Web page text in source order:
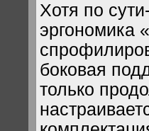
Хотя по
эргономика
боковая
только